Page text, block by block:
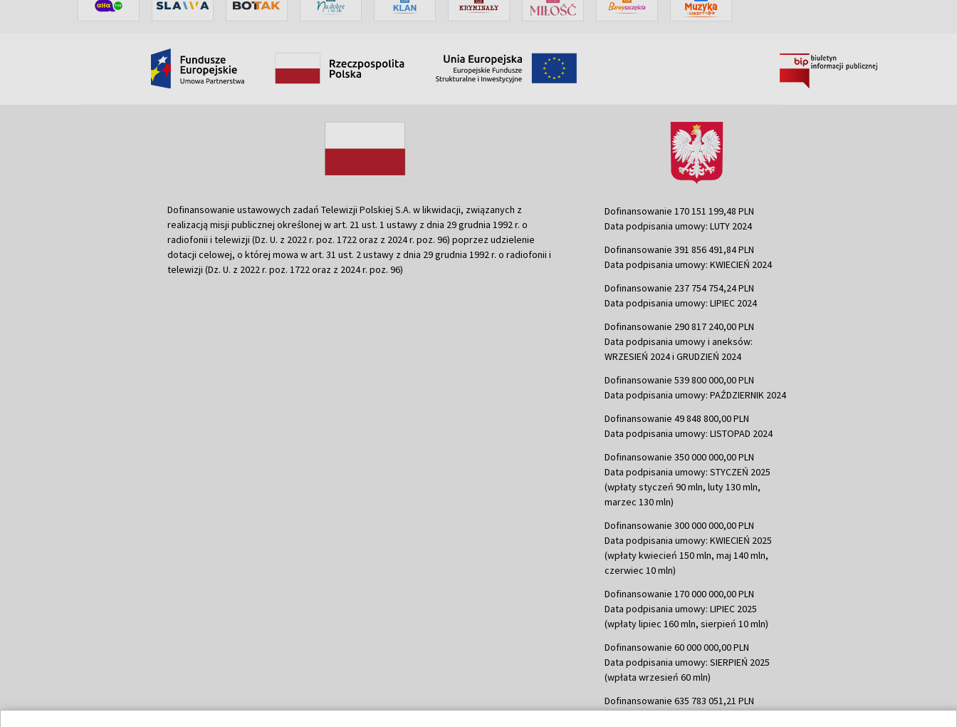
Dofinansowanie ustawowych zadań Telewizji Polskiej S.A. w likwidacji, związanych z
realizacją misji publicznej określonej w art. 21 ust. 1 ustawy z dnia 29 grudnia 1992 r. o
radiofonii i telewizji (Dz. U. z 2022 r. poz. 1722 oraz z 2024 r. poz. 96) poprzez udzielenie
dotacji celowej, o której mowa w art. 31 ust. 2 ustawy z dnia 29 grudnia 1992 r. o radiofonii i
telewizji (Dz. U. z 2022 r. poz. 1722 oraz z 2024 r. poz. 96)
Dofinansowanie 170 151 199,48 PLN
Data podpisania umowy: LUTY 2024
Dofinansowanie 391 856 491,84 PLN
Data podpisania umowy: KWIECIEŃ 2024
Dofinansowanie 237 754 754,24 PLN
Data podpisania umowy: LIPIEC 2024
Dofinansowanie 290 817 240,00 PLN
Data podpisania umowy i aneksów:
WRZESIEŃ 2024 i GRUDZIEŃ 2024
Dofinansowanie 539 800 000,00 PLN
Data podpisania umowy: PAŹDZIERNIK 2024
Dofinansowanie 49 848 800,00 PLN
Data podpisania umowy: LISTOPAD 2024
Dofinansowanie 350 000 000,00 PLN
Data podpisania umowy: STYCZEŃ 2025
(wpłaty styczeń 90 mln, luty 130 mln,
marzec 130 mln)
Dofinansowanie 300 000 000,00 PLN
Data podpisania umowy: KWIECIEŃ 2025
(wpłaty kwiecień 150 mln, maj 140 mln,
czerwiec 10 mln)
Dofinansowanie 170 000 000,00 PLN
Data podpisania umowy: LIPIEC 2025
(wpłaty lipiec 160 mln, sierpień 10 mln)
Dofinansowanie 60 000 000,00 PLN
Data podpisania umowy: SIERPIEŃ 2025
(wpłata wrzesień 60 mln)
Dofinansowanie 635 783 051,21 PLN